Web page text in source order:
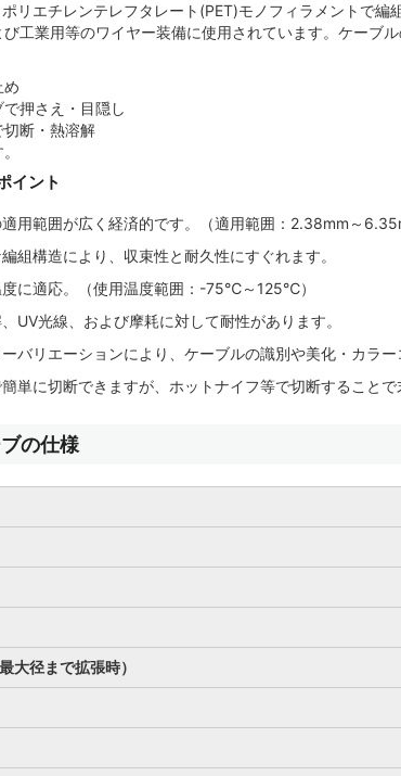
リエチレンテレフタレート(PET)モノフィラメントで
工業用等のワイヤー装備に使用されています。ケーブ
め
で押さえ・目隠し
切断・熱溶解
イント
用範囲が広く経済的です。（適用範囲：2.38mm～
組構造により、収束性と耐久性にすぐれます。
度に適応。（使用温度範囲：-75℃～125℃）
UV光線、および摩耗に対して耐性があります。
バリエーションにより、ケーブルの識別や美化・カラー
単に切断できますが、ホットナイフ等で切断することで
の仕様
大径まで拡張時）